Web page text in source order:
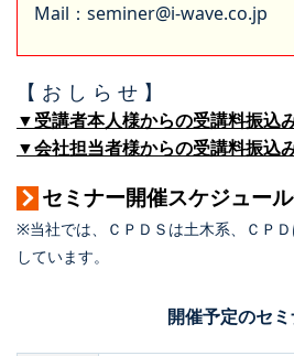
Mail：seminer@i-wave.co.jp
【 お し ら せ 】
▼受講者本人様からの受講料振込
▼会社担当者様からの受講料振込
セミナー開催スケジュー
※当社では、ＣＰＤＳは土木系、ＣＰ
しています。
開催予定のセ